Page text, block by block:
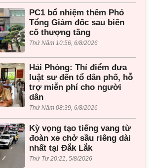
PC1 bổ nhiệm thêm Phó
Tổng Giám đốc sau biến
cố thượng tầng
Thứ Năm 10:56, 6/8/2026
Hải Phòng: Thí điểm đưa
luật sư đến tổ dân phố, hỗ
trợ miễn phí cho người
dân
Thứ Năm 08:39, 6/8/2026
Kỳ vọng tạo tiếng vang từ
đoàn xe chở sầu riêng dài
nhất tại Đắk Lắk
Thứ Tư 20:21, 5/8/2026